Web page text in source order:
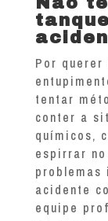
Por
tentar
conter a
químicos,
espirrar
acidente
equipe